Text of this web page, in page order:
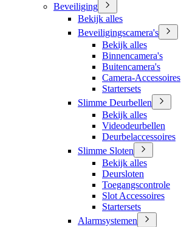
Beveiliging
Bekijk alles
Beveiligingscamera's
Bekijk alles
Binnencamera's
Buitencamera's
Camera-Accessoires
Startersets
Slimme Deurbellen
Bekijk alles
Videodeurbellen
Deurbelaccessoires
Slimme Sloten
Bekijk alles
Deursloten
Toegangscontrole
Slot Accessoires
Startersets
Alarmsystemen